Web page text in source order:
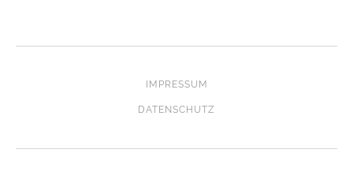
IMPRESSUM
DATENSCHUTZ